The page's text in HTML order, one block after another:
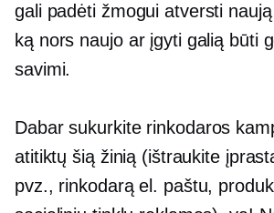
gali padėti žmogui atversti
ką nors naujo ar įgyti galią būti
savimi.
Dabar sukurkite rinkodaros
atitiktų šią žinią (ištraukite
pvz., rinkodarą el. paštu,